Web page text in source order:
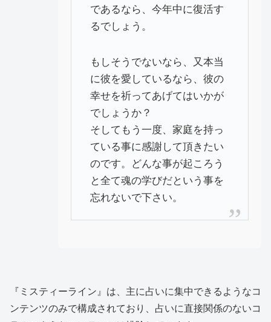
であるなら、今年中に復活す
るでしょう。
もしそうでないなら、又本当
に彼を愛しているなら、彼の
幸せを祈ってあげてはいかが
でしょうか？
そしてもう一度、家庭を持っ
ている事に感謝して頂きたい
のです。どんな事が起ころう
と全て魂の学びだという事を
忘れないで下さい。
『ミスティーライン』は、主に占いに集中できるようなコ
ンテンツのみで構成されており、占いに直接関係のないコ